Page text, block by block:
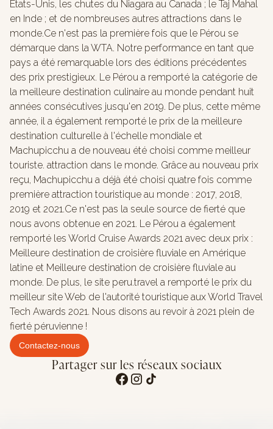
États-Unis, les chutes du Niagara au Canada ; le Taj Mahal
en Inde ; et de nombreuses autres attractions dans le
monde.Ce n'est pas la première fois que le Pérou se
démarque dans la WTA. Notre performance en tant que
pays a été remarquable lors des éditions précédentes
des prix prestigieux. Le Pérou a remporté la catégorie de
la meilleure destination culinaire au monde pendant huit
années consécutives jusqu'en 2019. De plus, cette même
année, il a également remporté le prix de la meilleure
destination culturelle à l'échelle mondiale et
Machupicchu a de nouveau été choisi comme meilleur
touriste. attraction dans le monde. Grâce au nouveau prix
reçu, Machupicchu a déjà été choisi quatre fois comme
première attraction touristique au monde : 2017, 2018,
2019 et 2021.Ce n'est pas la seule source de fierté que
nous avons obtenue en 2021. Le Pérou a également
remporté les World Cruise Awards 2021 avec deux prix :
Meilleure destination de croisière fluviale en Amérique
latine et Meilleure destination de croisière fluviale au
monde. De plus, le site peru.travel a remporté le prix du
meilleur site Web de l'autorité touristique aux World Travel
Tech Awards 2021. Nous disons au revoir à 2021 plein de
fierté péruvienne !
Contactez-nous
Partager sur les réseaux sociaux